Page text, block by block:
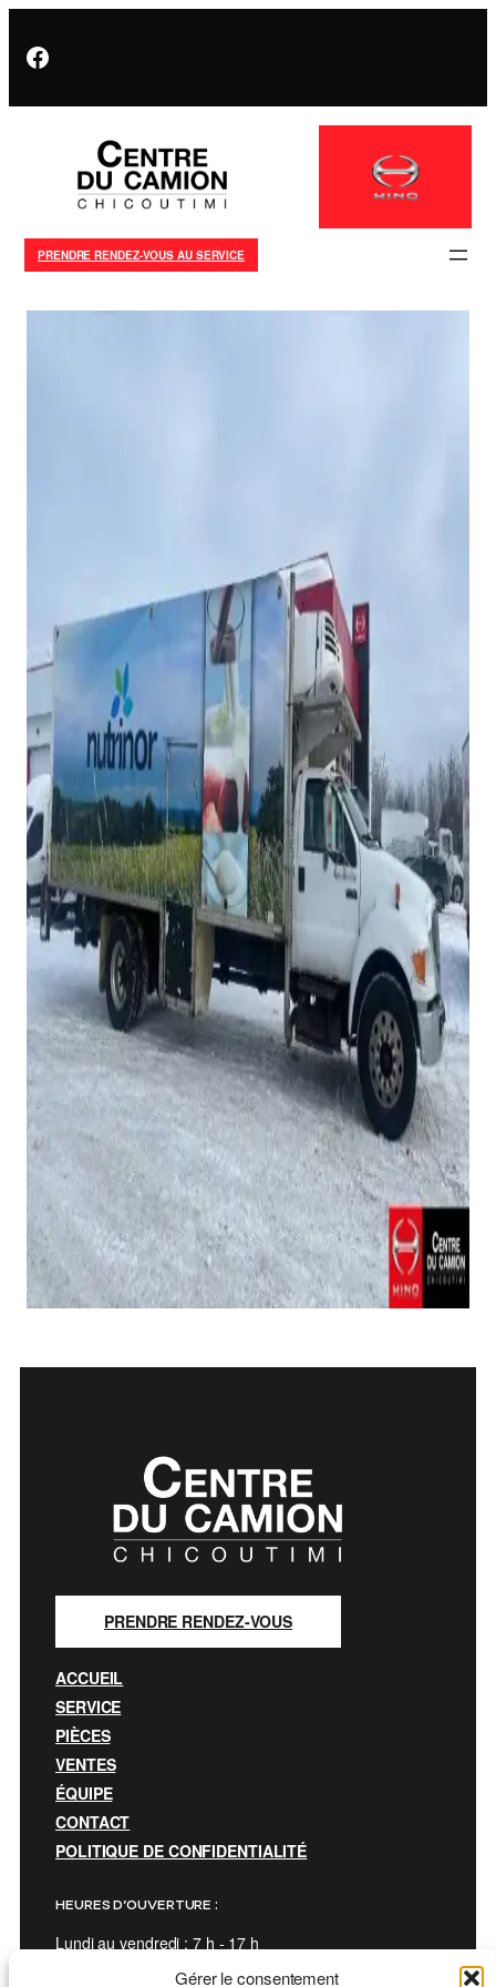
Gérer le consentement
Facebook
PRENDRE RENDEZ-VOUS AU SERVICE
PRENDRE RENDEZ-VOUS
ACCUEIL
SERVICE
PIÈCES
VENTES
ÉQUIPE
CONTACT
POLITIQUE DE CONFIDENTIALITÉ
HEURES D’OUVERTURE :
Lundi au vendredi : 7 h - 17 h
Les jours fériés et fins de semaines : FERMÉ